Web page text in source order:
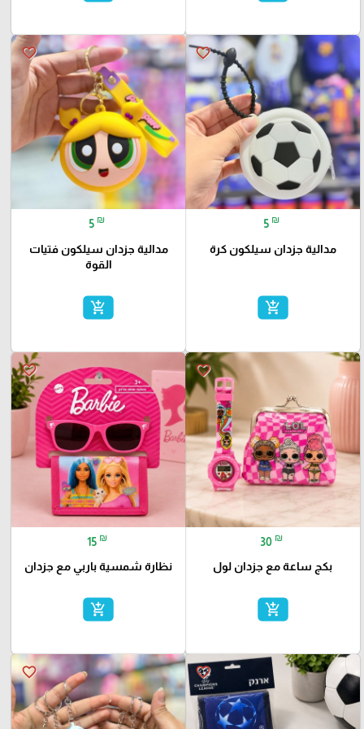
favorite_border
5 ₪
مدالية جزدان سيلكون كرة
add_shopping_cart
favorite_border
5 ₪
مدالية جزدان سيلكون فتيات
القوة
add_shopping_cart
favorite_border
30 ₪
بكج ساعة مع جزدان لول
add_shopping_cart
favorite_border
15 ₪
نظارة شمسية باربي مع جزدان
add_shopping_cart
favorite_border
favorite_border